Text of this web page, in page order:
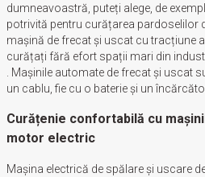
dumneavoastră, puteți alege, de
potrivită pentru curățarea pardoselilor
mașină de frecat și uscat cu tracțiune
curățați fără efort spații mari din
. Mașinile automate de frecat și uscat
un cablu, fie cu o baterie și un
Curățenie confortabilă cu
motor electric
Mașina electrică de spălare și uscare